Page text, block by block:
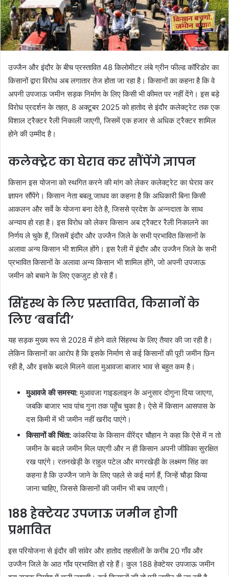
उज्जैन और इंदौर के बीच प्रस्तावित 48 किलोमीटर लंबे ग्रीन फील्ड कॉरिडोर का
किसानों द्वारा विरोध अब लगातार तेज होता जा रहा है। किसानों का कहना है कि वे
अपनी उपजाऊ जमीन सड़क निर्माण के लिए किसी भी कीमत पर नहीं देंगे। इस बड़े
विरोध प्रदर्शन के तहत, 8 अक्टूबर 2025 को हातोद से इंदौर कलेक्ट्रेट तक एक
विशाल ट्रैक्टर रैली निकाली जाएगी, जिसमें एक हजार से अधिक ट्रैक्टर शामिल
होने की उम्मीद है।
कलेक्ट्रेट का घेराव कर सौंपेंगे ज्ञापन
किसान इस योजना को स्थगित करने की मांग को लेकर कलेक्ट्रेट का घेराव कर
ज्ञापन सौंपेंगे। किसान नेता बबलू जाधव का कहना है कि अधिकारी बिना किसी
आकलन और सर्वे के योजना बना देते है, जिससे प्रदेश के अन्नदाता के साथ
अन्याय हो रहा है। इस विरोध को लेकर किसान अब ट्रैक्टर रैली निकालने का
निर्णय ले चुके हैं, जिसमें इंदौर और उज्जैन जिले के सभी प्रभावित किसानों के
अलावा अन्य किसान भी शामिल होंगे। इस रैली में इंदौर और उज्जैन जिले के सभी
प्रभावित किसानों के अलावा अन्य किसान भी शामिल होंगे, जो अपनी उपजाऊ
जमीन को बचाने के लिए एकजुट हो रहे हैं।
सिंहस्थ के लिए प्रस्तावित, किसानों के
लिए ‘बर्बादी’
यह सड़क मुख्य रूप से 2028 में होने वाले सिंहस्थ के लिए तैयार की जा रही है।
लेकिन किसानों का आरोप है कि इसके निर्माण से कई किसानों की पूरी जमीन छिन
रही है, और इसके बदले मिलने वाला मुआवजा बाजार भाव से बहुत कम है।
मुआवजे की समस्या:मुआवजा गाइडलाइन के अनुसार दोगुना दिया जाएगा,
जबकि बाजार भाव पांच गुना तक पहुँच चुका है। ऐसे में किसान आसपास के
दस किमी में भी जमीन नहीं खरीद पाएंगे।
किसानों की चिंता:कांकरिया के किसान वीरेंद्र चौहान ने कहा कि ऐसे में न तो
जमीन के बदले जमीन मिल पाएगी और न ही किसान अपनी जीविका सुरक्षित
रख पाएंगे। रतनखेड़ी के राहुल पटेल और मगरखेड़ी के लक्ष्मण सिंह का
कहना है कि उज्जैन जाने के लिए पहले से कई मार्ग हैं, जिन्हें चौड़ा किया
जाना चाहिए, जिससे किसानों की जमीन भी बच जाएगी।
188 हेक्टेयर उपजाऊ जमीन होगी
प्रभावित
इस परियोजना से इंदौर की सांवेर और हातोद तहसीलों के करीब 20 गाँव और
उज्जैन जिले के आठ गाँव प्रभावित हो रहे हैं। कुल 188 हेक्टेयर उपजाऊ जमीन